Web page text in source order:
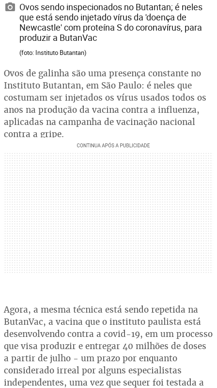
Ovos sendo inspecionados no Butantan; é neles
que está sendo injetado vírus da 'doença de
Newcastle' com proteína S do coronavírus, para
produzir a ButanVac
(foto: Instituto Butantan)
Ovos de galinha são uma presença constante no
Instituto Butantan, em São Paulo: é neles que
costumam ser injetados os vírus usados todos os
anos na produção da vacina contra a influenza,
aplicadas na campanha de vacinação nacional
contra a gripe.
Agora, a mesma técnica está sendo repetida na
ButanVac, a vacina que o instituto paulista está
desenvolvendo contra a covid-19, em um processo
que visa produzir e entregar 40 milhões de doses
a partir de julho - um prazo por enquanto
considerado irreal por alguns especialistas
independentes, uma vez que sequer foi testada a